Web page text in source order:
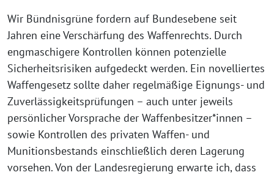
Wir Bündnisgrüne fordern auf Bundesebene seit
Jahren eine Verschärfung des Waffenrechts. Durch
engmaschigere Kontrollen können potenzielle
Sicherheitsrisiken aufgedeckt werden. Ein novelliertes
Waffengesetz sollte daher regelmäßige Eignungs- und
Zuverlässigkeitsprüfungen – auch unter jeweils
persönlicher Vorsprache der Waffenbesitzer*innen –
sowie Kontrollen des privaten Waffen- und
Munitionsbestands einschließlich deren Lagerung
vorsehen. Von der Landesregierung erwarte ich, dass